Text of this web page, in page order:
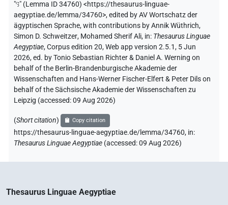
"ꜥꜣ" (Lemma ID 34760) <https://thesaurus-linguae-
aegyptiae.de/lemma/34760>,edited by AV Wortschatz der
ägyptischen Sprache,with contributions byAnnik Wüthrich,
Simon D. Schweitzer, Mohamed Sherif Ali, in: Thesaurus Linguae
Aegyptiae,Corpus edition 20, Web app version 2.5.1, 5 Jun
2026, ed. by Tonio Sebastian Richter & Daniel A. Werning on
behalf of the Berlin-Brandenburgische Akademie der
Wissenschaften and Hans-Werner Fischer-Elfert & Peter Dils on
behalf of the Sächsische Akademie der Wissenschaften zu
Leipzig (accessed:09 Aug 2026)
(Short citation) Copy citation
https://thesaurus-linguae-aegyptiae.de/lemma/34760, in:
Thesaurus Linguae Aegyptiae (accessed:09 Aug 2026)
Thesaurus Linguae Aegyptiae